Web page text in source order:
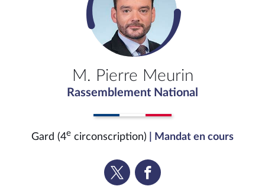
M. Pierre Meurin
Rassemblement National
Gard (4e circonscription) | Mandat en cours
Voir
la
Voir
la